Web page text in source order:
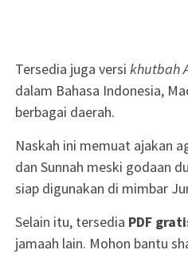
Tersedia juga versi khutbah
dalam Bahasa Indonesia,
berbagai daerah.
Naskah ini memuat ajakan
dan Sunnah meski godaan
siap digunakan di mimbar
Selain itu, tersedia PDF
jamaah lain. Mohon bantu